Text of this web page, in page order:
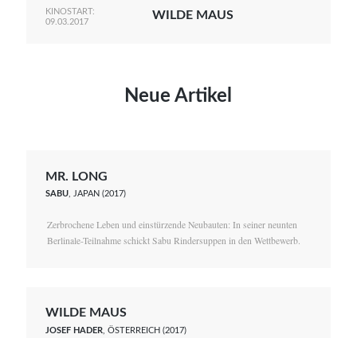
KINOSTART:
09.03.2017
WILDE MAUS
Neue Artikel
MR. LONG
SABU, JAPAN (2017)
Zerbrochene Leben und einstürzende Neubauten: In seiner neunten
Berlinale-Teilnahme schickt Sabu Rindersuppen in den Wettbewerb.
WILDE MAUS
JOSEF HADER , ÖSTERREICH (2017)